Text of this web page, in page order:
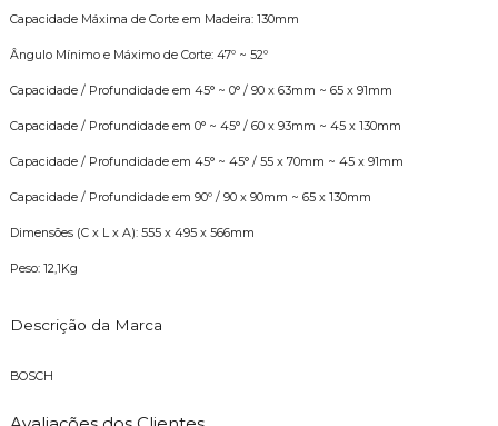
Capacidade Máxima de Corte em Madeira: 130mm
ngulo Mínimo e Máximo de Corte: 47º ~ 52º
Capacidade / Profundidade em 45° ~ 0° / 90 x 63mm ~ 65 x 91mm
Capacidade / Profundidade em 0° ~ 45° / 60 x 93mm ~ 45 x 130mm
Capacidade / Profundidade em 45° ~ 45° / 55 x 70mm ~ 45 x 91mm
Capacidade / Profundidade em 90º / 90 x 90mm ~ 65 x 130mm
Dimensões (C x L x A): 555 x 495 x 566mm
Peso: 12,1Kg
Descrição da Marca
BOSCH